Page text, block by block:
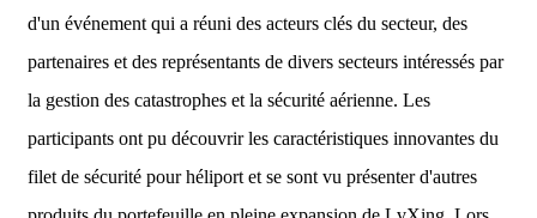
d'un événement qui a réuni des acteurs clés du secteur, des
partenaires et des représentants de divers secteurs intéressés par
la gestion des catastrophes et la sécurité aérienne. Les
participants ont pu découvrir les caractéristiques innovantes du
filet de sécurité pour héliport et se sont vu présenter d'autres